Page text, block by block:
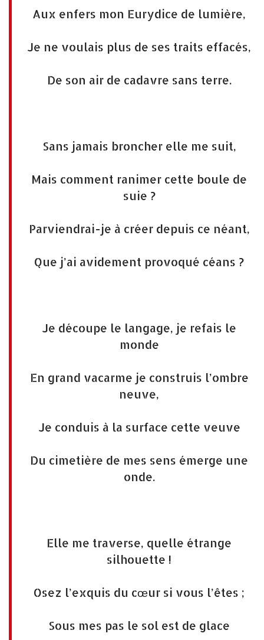
Aux enfers mon Eurydice de lumière,
Je ne voulais plus de ses traits effacés,
De son air de cadavre sans terre.
Sans jamais broncher elle me suit,
Mais comment ranimer cette boule de
suie ?
Parviendrai-je à créer depuis ce néant,
Que j’ai avidement provoqué céans ?
Je découpe le langage, je refais le
monde
En grand vacarme je construis l’ombre
neuve,
Je conduis à la surface cette veuve
Du cimetière de mes sens émerge une
onde.
Elle me traverse, quelle étrange
silhouette !
Osez l’exquis du cœur si vous l’êtes ;
Sous mes pas le sol est de glace